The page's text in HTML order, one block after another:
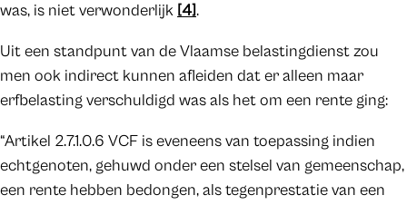
was, is niet verwonderlijk [4].
Uit een standpunt van de Vlaamse belastingdienst zou
men ook indirect kunnen afleiden dat er alleen maar
erfbelasting verschuldigd was als het om een rente ging:
“Artikel 2.7.1.0.6 VCF is eveneens van toepassing indien
echtgenoten, gehuwd onder een stelsel van gemeenschap,
een rente hebben bedongen, als tegenprestatie van een